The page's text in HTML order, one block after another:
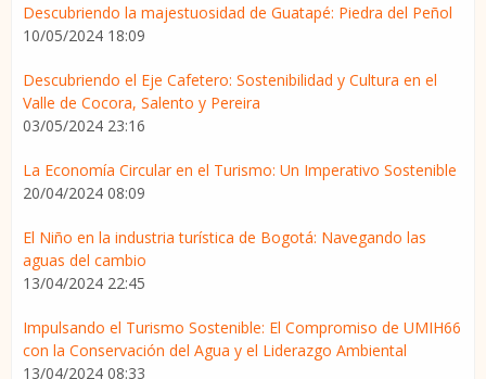
Descubriendo la majestuosidad de Guatapé: Piedra del Peñol
10/05/2024 18:09
Descubriendo el Eje Cafetero: Sostenibilidad y Cultura en el
Valle de Cocora, Salento y Pereira
03/05/2024 23:16
La Economía Circular en el Turismo: Un Imperativo Sostenible
20/04/2024 08:09
El Niño en la industria turística de Bogotá: Navegando las
aguas del cambio
13/04/2024 22:45
Impulsando el Turismo Sostenible: El Compromiso de UMIH66
con la Conservación del Agua y el Liderazgo Ambiental
13/04/2024 08:33